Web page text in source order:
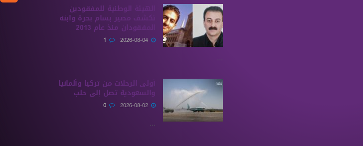
الهيئة الوطنية للمفقودين
تكشف مصير بسام بحرة وابنه
المفقودان منذ عام 2013
...
أولى الرحلات من ‏تركيا وألمانيا
والسعودية تصل إلى حلب
...